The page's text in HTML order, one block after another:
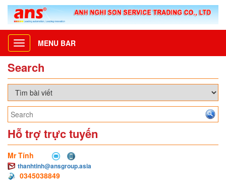
Toggle
navigation
MENU BAR
Search
Hỗ trợ trực tuyến
Mr Tính
thanhtinh@ansgroup.asia
0345038849